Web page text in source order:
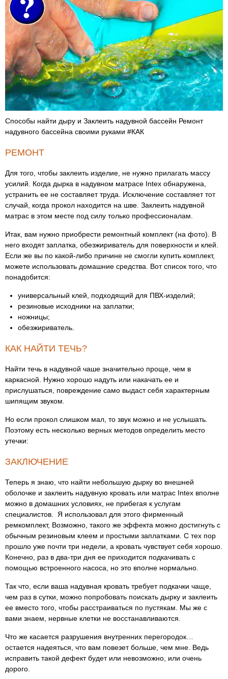
Способы найти дыру и Заклеить надувной бассейн Ремонт
надувного бассейна своими руками #КАК
РЕМОНТ
Для того, чтобы заклеить изделие, не нужно прилагать массу
усилий. Когда дырка в надувном матрасе Intex обнаружена,
устранить ее не составляет труда. Исключение составляет тот
случай, когда прокол находится на шве. Заклеить надувной
матрас в этом месте под силу только профессионалам.
Итак, вам нужно приобрести ремонтный комплект (на фото). В
него входят заплатка, обезжириватель для поверхности и клей.
Если же вы по какой-либо причине не смогли купить комплект,
можете использовать домашние средства. Вот список того, что
понадобится:
универсальный клей, подходящий для ПВХ-изделий;
резиновые исходники на заплатки;
ножницы;
обезжириватель.
КАК НАЙТИ ТЕЧЬ?
Найти течь в надувной чаше значительно проще, чем в
каркасной. Нужно хорошо надуть или накачать ее и
прислушаться, повреждение само выдаст себя характерным
шипящим звуком.
Но если прокол слишком мал, то звук можно и не услышать.
Поэтому есть несколько верных методов определить место
утечки:
ЗАКЛЮЧЕНИЕ
Теперь я знаю, что найти небольшую дырку во внешней
оболочке и заклеить надувную кровать или матрас Intex вполне
можно в домашних условиях, не прибегая к услугам
специалистов. Я использовал для этого фирменный
ремкомплект, Возможно, такого же эффекта можно достигнуть с
обычным резиновым клеем и простыми заплатками. С тех пор
прошло уже почти три недели, а кровать чувствует себя хорошо.
Конечно, раз в два-три дня ее приходится подкачивать с
помощью встроенного насоса, но это вполне нормально.
Так что, если ваша надувная кровать требует подкачки чаще,
чем раз в сутки, можно попробовать поискать дырку и заклеить
ее вместо того, чтобы расстраиваться по пустякам. Мы же с
вами знаем, нервные клетки не восстанавливаются.
Что же касается разрушения внутренних перегородок…
остается надеяться, что вам повезет больше, чем мне. Ведь
исправить такой дефект будет или невозможно, или очень
дорого.